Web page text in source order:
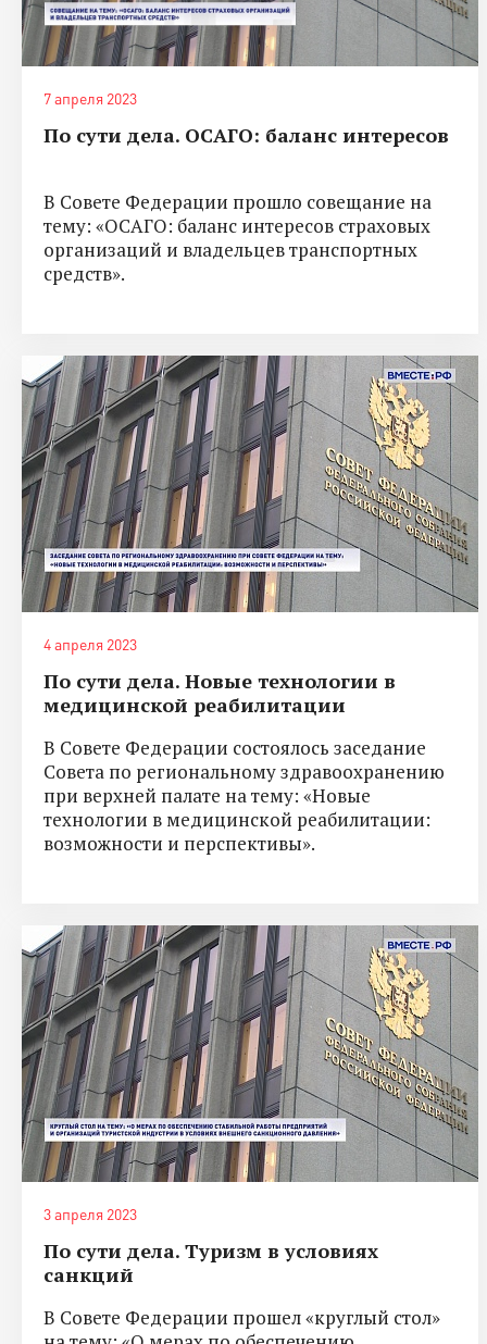
7 апреля 2023
По сути дела. ОСАГО: баланс интересов
В Совете Федерации прошло совещание на
тему: «ОСАГО: баланс интересов страховых
организаций и владельцев транспортных
средств».
4 апреля 2023
По сути дела. Новые технологии в
медицинской реабилитации
В Совете Федерации состоялось заседание
Совета по региональному здравоохранению
при верхней палате на тему: «Новые
технологии в медицинской реабилитации:
возможности и перспективы».
3 апреля 2023
По сути дела. Туризм в условиях
санкций
В Совете Федерации прошел «круглый стол»